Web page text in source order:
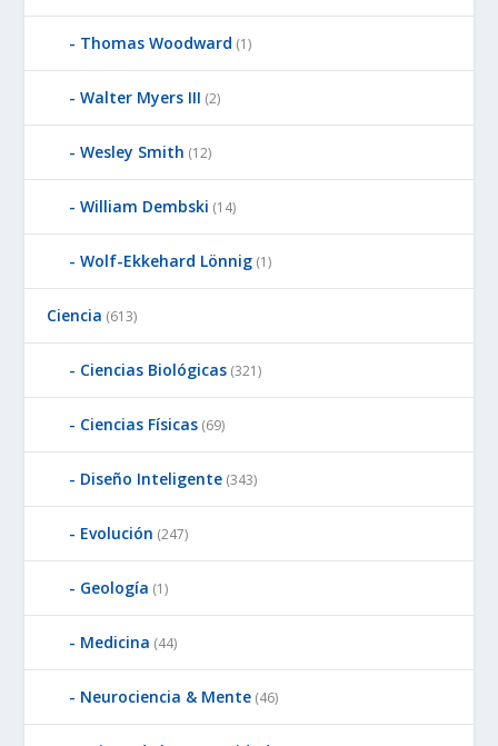
Thomas Woodward (1)
Walter Myers III (2)
Wesley Smith (12)
William Dembski (14)
Wolf-Ekkehard Lönnig (1)
Ciencia (613)
Ciencias Biológicas (321)
Ciencias Físicas (69)
Diseño Inteligente (343)
Evolución (247)
Geología (1)
Medicina (44)
Neurociencia & Mente (46)